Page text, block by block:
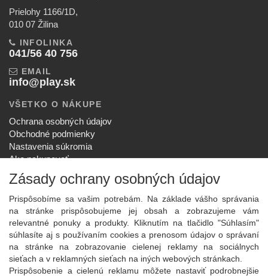
Prielohy 1166/1D,
010 07 Žilina
INFOLINKA
041/56 40 756
EMAIL
info@play.sk
VŠETKO O NÁKUPE
Ochrana osobných údajov
Obchodné podmienky
Nastavenia súkromia
Ako nakupovať
Reklamačný poriadok
SPOLOČNOSŤ
O nás
Kontakt
Služby
Aktuality
NOVINKY NA EMAIL
Zásady ochrany osobných údajov
Prispôsobíme sa vašim potrebám. Na základe vášho správania
na stránke prispôsobujeme jej obsah a zobrazujeme vám
relevantné ponuky a produkty. Kliknutím na tlačidlo "Súhlasím"
súhlasíte aj s používaním cookies a prenosom údajov o správaní
na stránke na zobrazovanie cielenej reklamy na sociálnych
sieťach a v reklamných sieťach na iných webových stránkach.
Prispôsobenie a cielenú reklamu môžete nastaviť podrobnejšie